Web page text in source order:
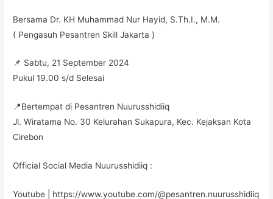
Bersama Dr. KH Muhammad Nur Hayid, S.Th.I., M.M.
( Pengasuh Pesantren Skill Jakarta )
📌 Sabtu, 21 September 2024
Pukul 19.00 s/d Selesai
📍Bertempat di Pesantren Nuurusshidiiq
Jl. Wiratama No. 30 Kelurahan Sukapura, Kec. Kejaksan Kota
Cirebon
Official Social Media Nuurusshidiiq :
Youtube | https://www.youtube.com/@pesantren.nuurusshidiiq